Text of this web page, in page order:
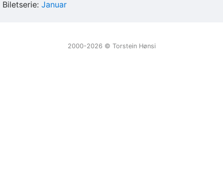
Biletserie: Januar
2000-2026 ©️ Torstein Hønsi